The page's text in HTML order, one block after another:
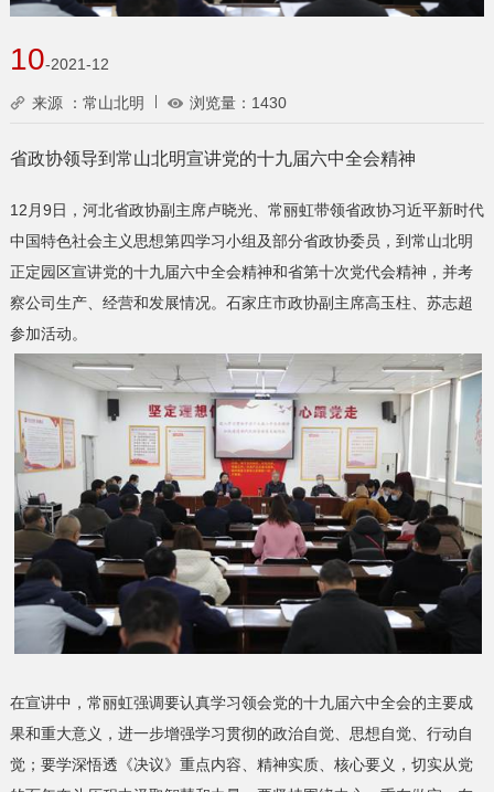
10-2021-12
来源 ：常山北明 浏览量： 1430
省政协领导到常山北明宣讲党的十九届六中全会精神
12月9日，河北省政协副主席卢晓光、常丽虹带领省政协习近平新时代
中国特色社会主义思想第四学习小组及部分省政协委员，到常山北明
正定园区宣讲党的十九届六中全会精神和省第十次党代会精神，并考
察公司生产、经营和发展情况。石家庄市政协副主席高玉柱、苏志超
参加活动。
在宣讲中，常丽虹强调要认真学习领会党的十九届六中全会的主要成
果和重大意义，进一步增强学习贯彻的政治自觉、思想自觉、行动自
觉；要学深悟透《决议》重点内容、精神实质、核心要义，切实从党